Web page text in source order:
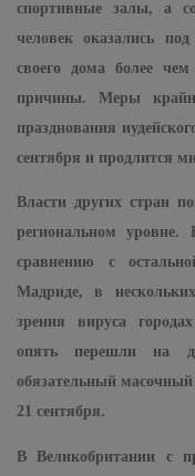
спортивные залы, а
человек оказались
своего дома более
причины. Меры
празднования
сентября и продлится
Власти других стран
региональном
сравнению с
Мадриде, в
зрения вируса
опять перешли на
обязательный
21 сентября.
В Великобритании с